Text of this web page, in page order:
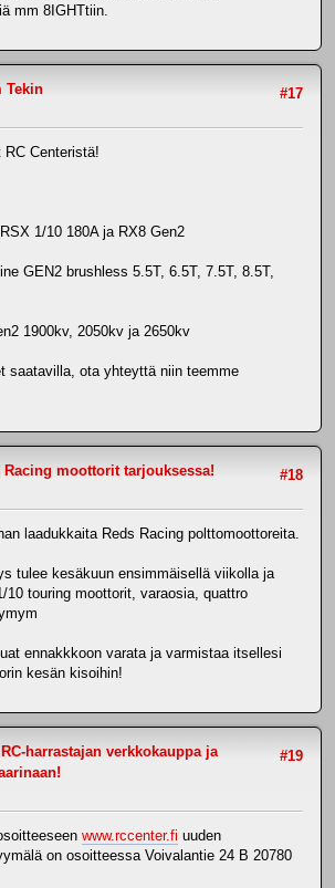
mm 8IGHTtiin.
#17
Tekin
RC Centeristä!
1/10 180A ja RX8 Gen2
GEN2 brushless 5.5T, 6.5T, 7.5T, 8.5T,
1900kv, 2050kv ja 2650kv
saatavilla, ota yhteyttä niin teemme
#18
Racing moottorit tarjouksessa!
laadukkaita Reds Racing polttomoottoreita.
tulee kesäkuun ensimmäisellä viikolla ja
10 touring moottorit, varaosia, quattro
ennakkkoon varata ja varmistaa itsellesi
kesän kisoihin!
#19
harrastajan verkkokauppa ja
www.rccenter.fi uuden
on osoitteessa Voivalantie 24 B 20780